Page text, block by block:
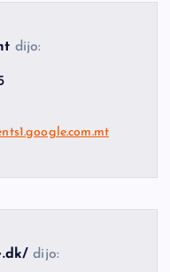
dijo:
dijo: